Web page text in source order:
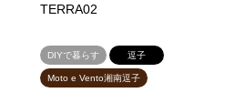
TERRA02
DIYで暮らす 逗子
Moto e Vento湘南逗子